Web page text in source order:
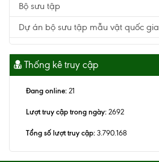
Bộ sưu tập
Dự án bộ sưu tập mẫu vật quốc gia
Thống kê truy cập
Đang online: 21
Lượt truy cập trong ngày: 2692
Tổng số lượt truy cập: 3.790.168